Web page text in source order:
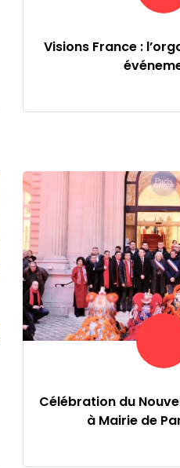
Visions France :
Célébration du
à Mairie de